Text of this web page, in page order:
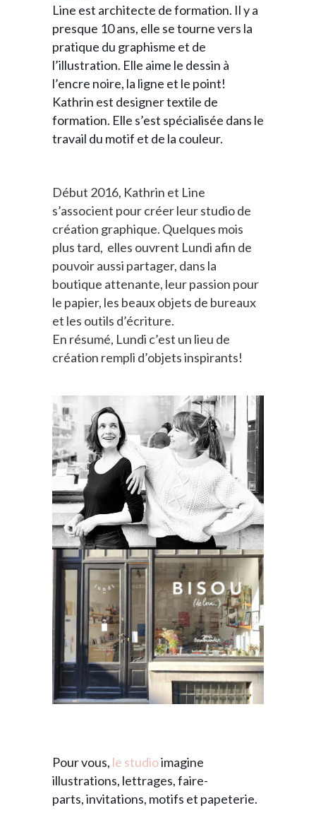
Line est architecte de formation. Il y a
presque 10 ans, elle se tourne vers la
pratique du graphisme et de
l’illustration. Elle aime le dessin à
l’encre noire, la ligne et le point!
Kathrin est designer textile de
formation. Elle s’est spécialisée dans le
travail du motif et de la couleur.
Début 2016, Kathrin et Line
s’associent pour créer leur studio de
création graphique. Quelques mois
plus tard, elles ouvrent Lundi afin de
pouvoir aussi partager, dans la
boutique attenante, leur passion pour
le papier, les beaux objets de bureaux
et les outils d’écriture.
En résumé, Lundi c’est un lieu de
création rempli d’objets inspirants!
Pour vous, le studioimagine
illustrations, lettrages, faire-
parts, invitations, motifs et papeterie.